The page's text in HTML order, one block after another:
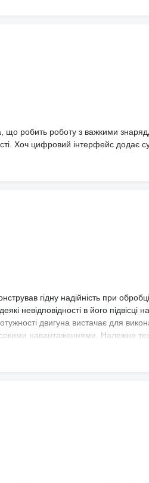
що робить роботу з важкими
Хоч цифровий інтерфейс додає
гідну надійність при
невідповідності в його підвісці
двигуна вистачає для
навантаженнями. Належне